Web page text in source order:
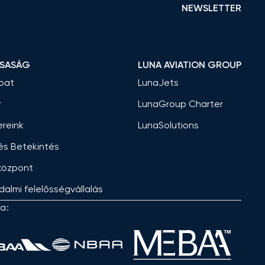
NEWSLETTER
Betekintés
felelősségvállalás
LUNA AVIATION GROUP
LunaJets
LunaGroup Charter
LunaSolutions